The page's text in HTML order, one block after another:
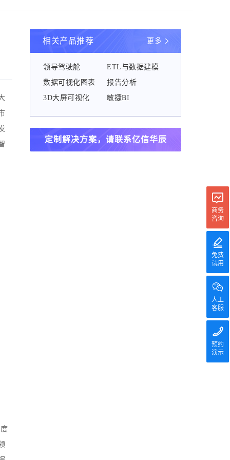
相关产品推荐 更多
领导驾驶舱
ETL与数据建模
数据可视化图表
报告分析
3D大屏可视化
敏捷BI
定制解决方案，请联系亿信华辰
商务
咨询
免费
试用
人工
客服
预约
演示